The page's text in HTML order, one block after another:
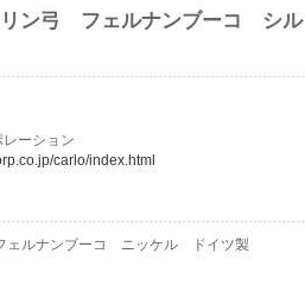
ン弓 フェルナンブーコ シル
ーション
carlo/index.html
ルナンブーコ ニッケル ドイツ製